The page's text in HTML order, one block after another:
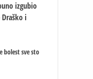
izgubio
i
bolest sve sto